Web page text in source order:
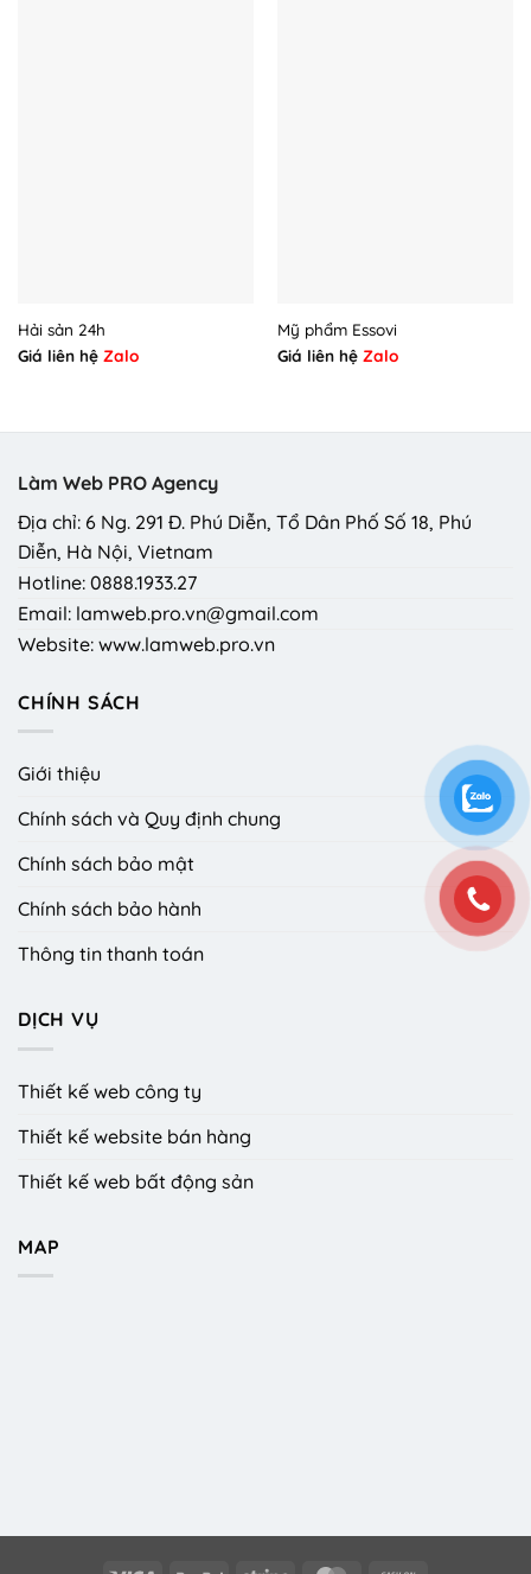
Hải sản 24h
Giá liên hệ Zalo
Mỹ phẩm Essovi
Giá liên hệ Zalo
Làm Web PRO Agency
Địa chỉ: 6 Ng. 291 Đ. Phú Diễn, Tổ Dân Phố Số 18, Phú
Diễn, Hà Nội, Vietnam
Hotline: 0888.1933.27
Email: lamweb.pro.vn@gmail.com
Website: www.lamweb.pro.vn
CHÍNH SÁCH
Giới thiệu
Chính sách và Quy định chung
Chính sách bảo mật
Chính sách bảo hành
Thông tin thanh toán
DỊCH VỤ
Thiết kế web công ty
Thiết kế website bán hàng
Thiết kế web bất động sản
MAP